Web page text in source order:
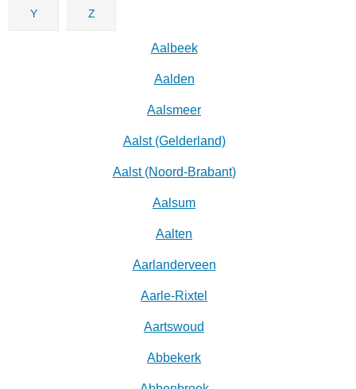
Y Z
Aalbeek
Aalden
Aalsmeer
Aalst (Gelderland)
Aalst (Noord-Brabant)
Aalsum
Aalten
Aarlanderveen
Aarle-Rixtel
Aartswoud
Abbekerk